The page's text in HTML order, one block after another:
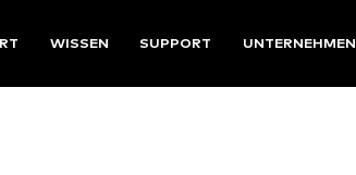
WISSEN SUPPORT UNTERNEHMEN